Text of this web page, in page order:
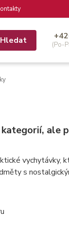
Hledat (Po-
ale
vychytávky,
s